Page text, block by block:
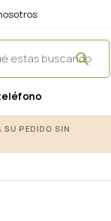
SU PEDIDO SIN